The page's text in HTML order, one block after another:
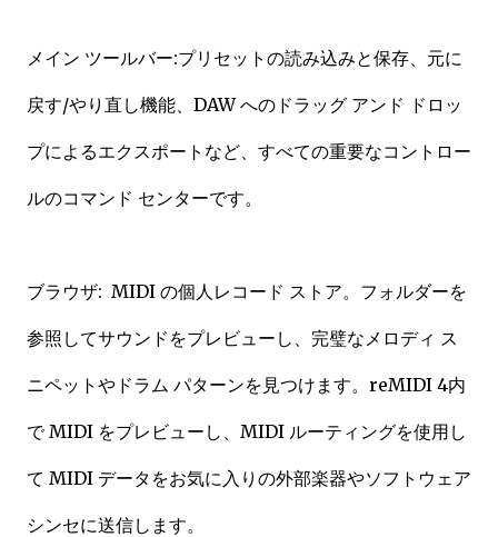
メイン ツールバー:プリセットの読み込みと保存、元に
戻す/やり直し機能、DAW へのドラッグ アンド ドロッ
プによるエクスポートなど、すべての重要なコントロー
ルのコマンド センターです。
ブラウザ: MIDI の個人レコード ストア。フォルダーを
参照してサウンドをプレビューし、完璧なメロディ ス
ニペットやドラム パターンを見つけます。reMIDI 4内
で MIDI をプレビューし、MIDI ルーティングを使用し
て MIDI データをお気に入りの外部楽器やソフトウェア
シンセに送信します。